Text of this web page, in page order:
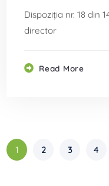
Dispoziția nr. 18 din
director
Read More
1 2 3 4